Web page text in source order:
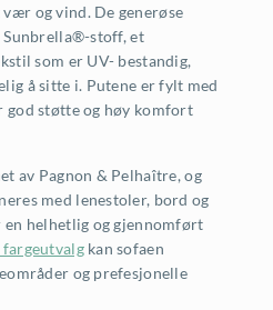
og vind. De generøse
stoff, et
som er UV- bestandig,
å sitte i. Putene er fylt med
god støtte og høy komfort
av Pagnon & Pelhaître, og
med lenestoler, bord og
en helhetlig og gjennomført
fargeutvalgkan sofaen
og prefesjonelle